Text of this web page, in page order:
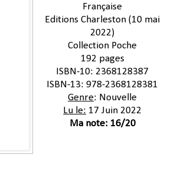
Française
Editions Charleston (10 mai
2022)
Collection Poche
192 pages
ISBN-10:‎ 2368128387
ISBN-13:‎ 978-2368128381
Genre: Nouvelle
Lu le: 17 Juin 2022
Ma note: 16/20